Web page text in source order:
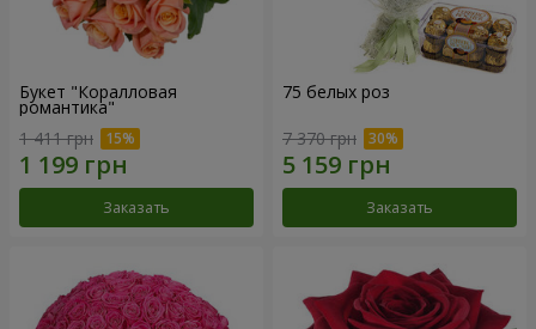
Букет "Коралловая
романтика"
1 411 грн
Заказать
75 белых роз
7 370 грн
Заказать